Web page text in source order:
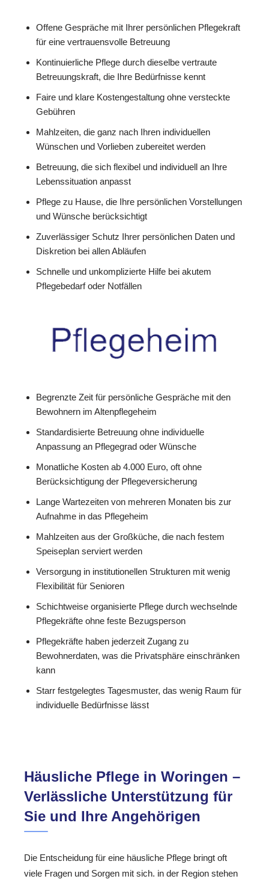
Offene Gespräche mit Ihrer persönlichen Pflegekraft
für eine vertrauensvolle Betreuung
Kontinuierliche Pflege durch dieselbe vertraute
Betreuungskraft, die Ihre Bedürfnisse kennt
Faire und klare Kostengestaltung ohne versteckte
Gebühren
Mahlzeiten, die ganz nach Ihren individuellen
Wünschen und Vorlieben zubereitet werden
Betreuung, die sich flexibel und individuell an Ihre
Lebenssituation anpasst
Pflege zu Hause, die Ihre persönlichen Vorstellungen
und Wünsche berücksichtigt
Zuverlässiger Schutz Ihrer persönlichen Daten und
Diskretion bei allen Abläufen
Schnelle und unkomplizierte Hilfe bei akutem
Pflegebedarf oder Notfällen
Begrenzte Zeit für persönliche Gespräche mit den
Bewohnern im Altenpflegeheim
Standardisierte Betreuung ohne individuelle
Anpassung an Pflegegrad oder Wünsche
Monatliche Kosten ab 4.000 Euro, oft ohne
Berücksichtigung der Pflegeversicherung
Lange Wartezeiten von mehreren Monaten bis zur
Aufnahme in das Pflegeheim
Mahlzeiten aus der Großküche, die nach festem
Speiseplan serviert werden
Versorgung in institutionellen Strukturen mit wenig
Flexibilität für Senioren
Schichtweise organisierte Pflege durch wechselnde
Pflegekräfte ohne feste Bezugsperson
Pflegekräfte haben jederzeit Zugang zu
Bewohnerdaten, was die Privatsphäre einschränken
kann
Starr festgelegtes Tagesmuster, das wenig Raum für
individuelle Bedürfnisse lässt
Häusliche Pflege in Woringen –
Verlässliche Unterstützung für
Sie und Ihre Angehörigen
Die Entscheidung für eine häusliche Pflege bringt oft
viele Fragen und Sorgen mit sich. in der Region stehen